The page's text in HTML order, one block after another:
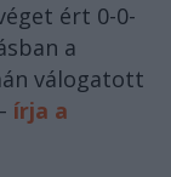
ért 0-0-
a
válogatott
írja a